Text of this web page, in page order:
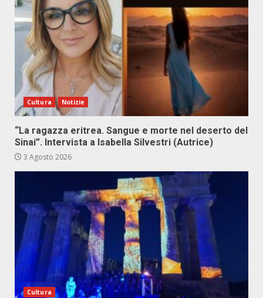
Cultura Notizie
“La ragazza eritrea. Sangue e morte nel deserto del
Sinai”. Intervista a Isabella Silvestri (Autrice)
3 Agosto 2026
Cultura